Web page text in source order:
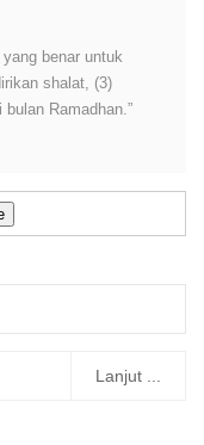
benar untuk
shalat, (3)
Ramadhan.”
Lanjut ...